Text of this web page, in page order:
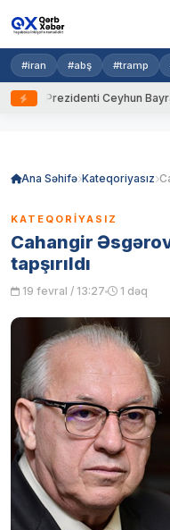
#iran #abş #tramp
Prezidenti Ceyhun
Ana Səhifə Kateqoriyasız
KATEQORIYASIZ
Cahangir
tapşırıldı
19 fevral / 13:27 1 dəq